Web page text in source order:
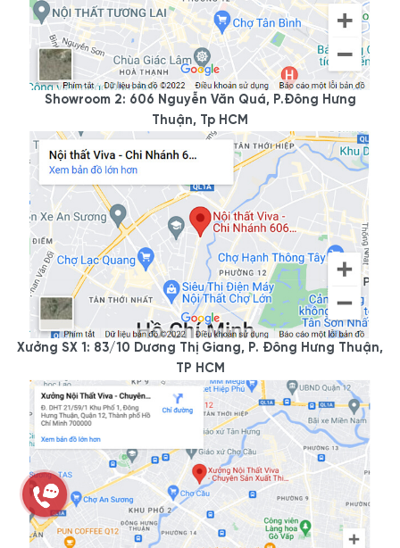
Showroom 2: 606 Nguyễn Văn Quá, P.Đông Hưng
Thuận, Tp HCM
Xưởng SX 1: 83/10 Dương Thị Giang, P. Đông Hưng Thuận,
TP HCM